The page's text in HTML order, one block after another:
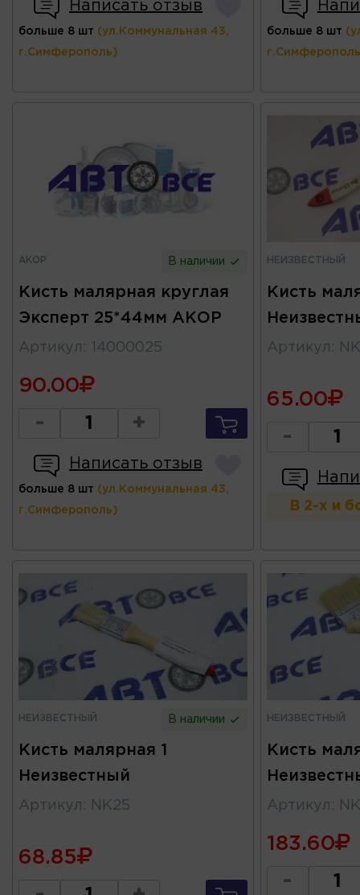
Написать отзыв
больше 8 шт (ул.Коммунальная 43,
г.Симферополь)
больше 8 шт
АКОР В наличии
Кисть малярная круглая
Эксперт 25*44мм АКОР
Артикул : 14000025
90.00
- +
Написать отзыв
больше 8 шт (ул.Коммунальная 43,
г.Симферополь)
НЕИЗВЕСТНЫЙ
Кисть
Артикул :
65.00
-
В 2-х и
НЕИЗВЕСТНЫЙ В наличии
Кисть малярная 1
Неизвестный
Артикул : NK25
68.85
НЕИЗВЕСТНЫЙ
Кисть
Артикул :
183.60
-